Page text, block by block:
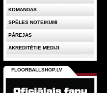
KOMANDAS
SPĒLES NOTEIKUMI
PĀREJAS
AKREDITĒTIE MEDIJI
FLOORBALLSHOP.LV